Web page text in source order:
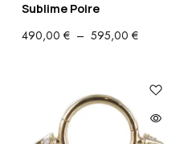
Sublime Poire
490,00 € – 595,00 €PLAGE
490,00 €
595,00 €